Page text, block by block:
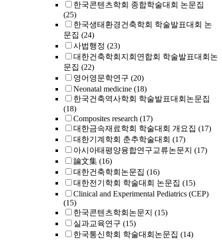
한국콘텐츠학회 종합학술대회 논문집
(25)
한국생태환경건축학회 학술발표대회 논
문집 (24)
사법행정 (23)
대한건축학회지회연합회 학술발표대회논
문집 (22)
영어영문학연구 (20)
Neonatal medicine (18)
한국건축역사학회 학술발표대회논문집
(18)
Composites research (17)
대한금속재료학회 학술대회 개요집 (17)
대한기계학회 춘추학술대회 (17)
아시아태평양융합연구교류논문지 (17)
論文集 (16)
대한건축학회논문집 (16)
대한전기학회 학술대회 논문집 (15)
Clinical and Experimental Pediatrics (CEP)
(15)
한국콘텐츠학회논문지 (15)
실과교육연구 (15)
한국통신학회 학술대회논문집 (14)